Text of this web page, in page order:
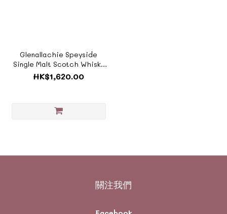
Glenallachie Speyside
Single Malt Scotch Whisky
2008 Virgin Oak Barrel (舊
版)《ZTSC023B_BOX》
HK$1,620.00
關注我們